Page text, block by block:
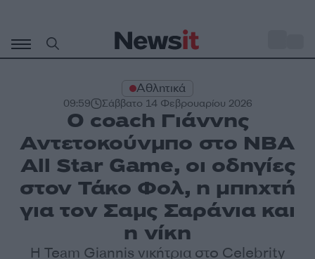
περιεχόμενο
Αθλητικά
09:59 Σάββατο 14 Φεβρουαρίου 2026
Ο coach Γιάννης
Αντετοκούνμπο στο NBA
All Star Game, οι οδηγίες
στον Τάκο Φολ, η μπηχτή
για τον Σαμς Σαράνια και
η νίκη
Η Team Giannis νικήτρια στο Celebrity